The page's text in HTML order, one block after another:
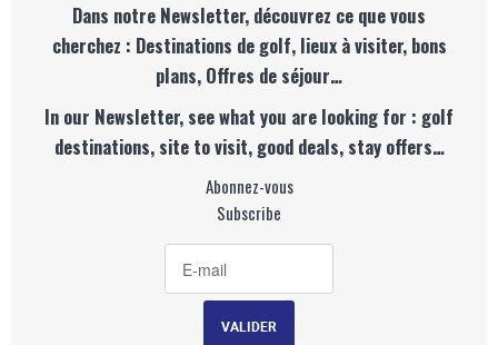
Dans notre Newsletter, découvrez ce que vous
cherchez : Destinations de golf, lieux à visiter, bons
plans, Offres de séjour…
In our Newsletter, see what you are looking for : golf
destinations, site to visit, good deals, stay offers…
Abonnez-vous
Subscribe